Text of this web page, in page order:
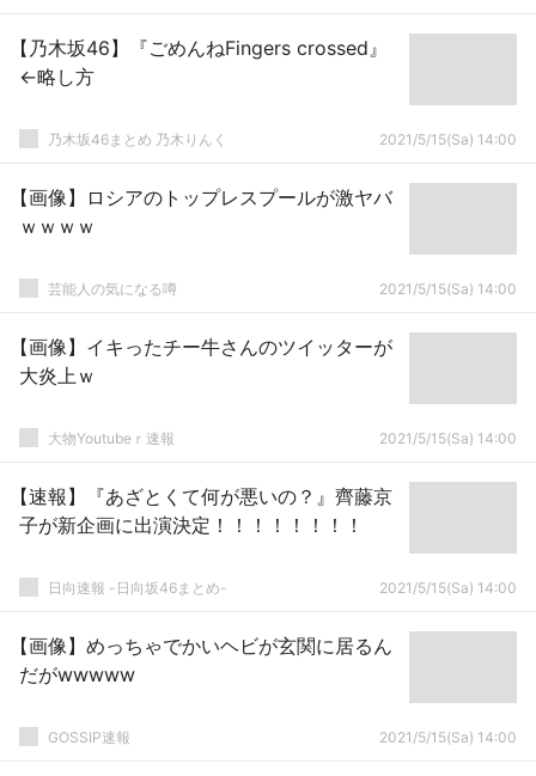
【乃木坂46】『ごめんねFingers crossed』
←略し方
乃木坂46まとめ 乃木りんく 2021/5/15(Sa) 14:00
【画像】ロシアのトップレスプールが激ヤバ
ｗｗｗｗ
芸能人の気になる噂 2021/5/15(Sa) 14:00
【画像】イキったチー牛さんのツイッターが
大炎上ｗ
大物Youtubeｒ速報 2021/5/15(Sa) 14:00
【速報】『あざとくて何が悪いの？』齊藤京
子が新企画に出演決定！！！！！！！！
日向速報 -日向坂46まとめ- 2021/5/15(Sa) 14:00
【画像】めっちゃでかいヘビが玄関に居るん
だがwwwww
GOSSIP速報 2021/5/15(Sa) 14:00